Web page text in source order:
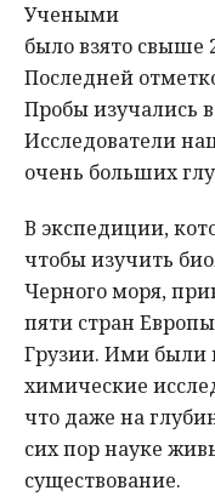
Учеными
было взято свыше
Последней
Пробы изучались
Исследователи
очень больших
В экспедиции,
чтобы изучить
Черного моря,
пяти стран
Грузии. Ими были
химические
что даже на
сих пор науке
существование.